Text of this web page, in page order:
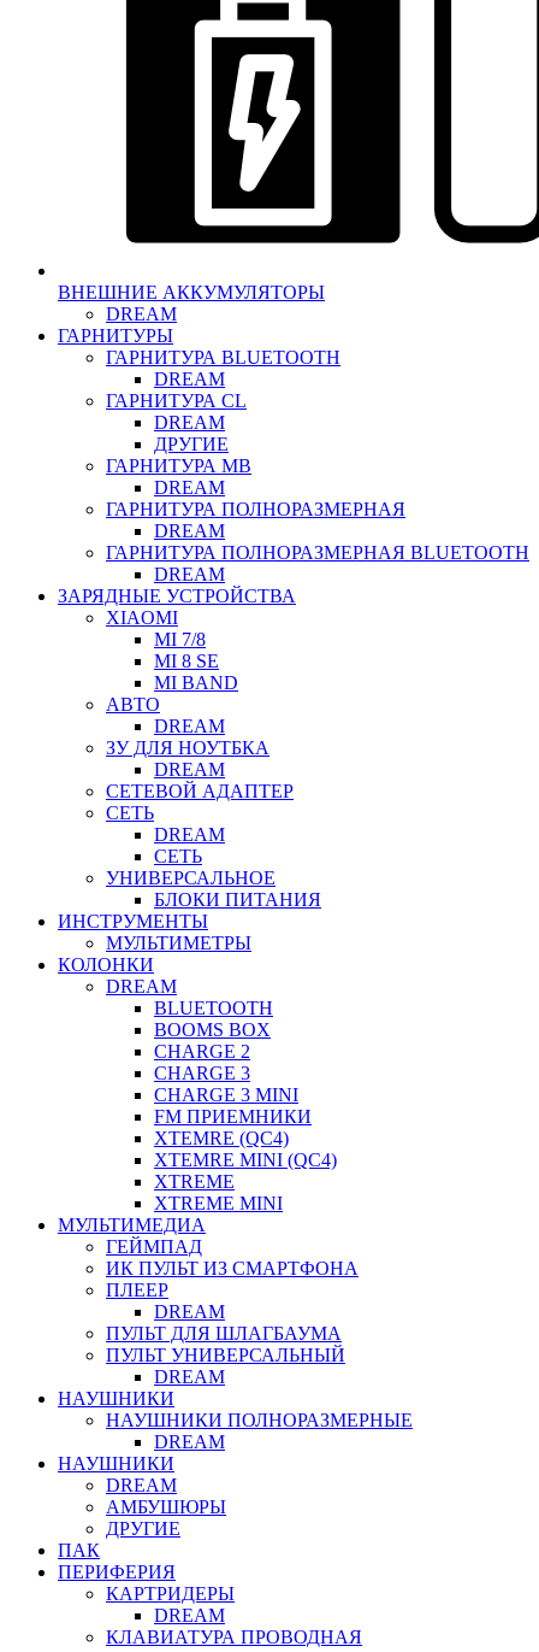
ВНЕШНИЕ АККУМУЛЯТОРЫ
DREAM
ГАРНИТУРЫ
ГАРНИТУРА BLUETOOTH
DREAM
ГАРНИТУРА CL
DREAM
ДРУГИЕ
ГАРНИТУРА MB
DREAM
ГАРНИТУРА ПОЛНОРАЗМЕРНАЯ
DREAM
ГАРНИТУРА ПОЛНОРАЗМЕРНАЯ BLUETOOTH
DREAM
ЗАРЯДНЫЕ УСТРОЙСТВА
XIAOMI
MI 7/8
MI 8 SE
MI BAND
АВТО
DREAM
ЗУ ДЛЯ НОУТБКА
DREAM
СЕТЕВОЙ АДАПТЕР
СЕТЬ
DREAM
СЕТЬ
УНИВЕРСАЛЬНОЕ
БЛОКИ ПИТАНИЯ
ИНСТРУМЕНТЫ
МУЛЬТИМЕТРЫ
КОЛОНКИ
DREAM
BLUETOOTH
BOOMS BOX
CHARGE 2
CHARGE 3
CHARGE 3 MINI
FM ПРИЕМНИКИ
XTEMRE (QC4)
XTEMRE MINI (QC4)
XTREME
XTREME MINI
МУЛЬТИМЕДИА
ГЕЙМПАД
ИК ПУЛЬТ ИЗ СМАРТФОНА
ПЛЕЕР
DREAM
ПУЛЬТ ДЛЯ ШЛАГБАУМА
ПУЛЬТ УНИВЕРСАЛЬНЫЙ
DREAM
НАУШНИКИ
НАУШНИКИ ПОЛНОРАЗМЕРНЫЕ
DREAM
НАУШНИКИ
DREAM
АМБУШЮРЫ
ДРУГИЕ
ПАК
ПЕРИФЕРИЯ
КАРТРИДЕРЫ
DREAM
КЛАВИАТУРА ПРОВОДНАЯ